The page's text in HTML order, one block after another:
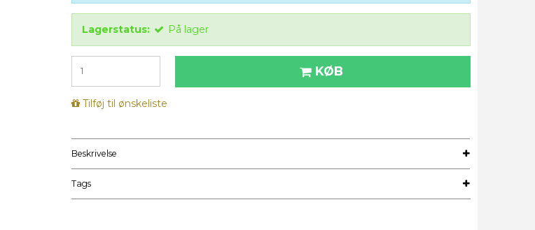
Lagerstatus: På lager
KØB
Tilføj til ønskeliste
Beskrivelse
Tags